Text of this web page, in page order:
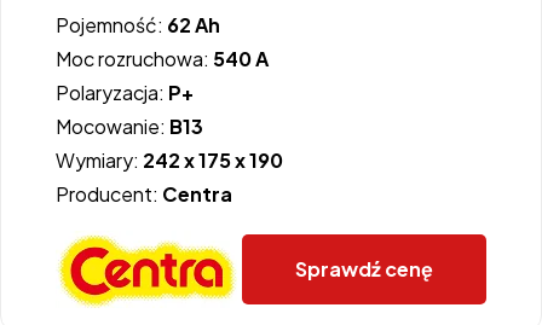
Pojemność: 62 Ah
Moc rozruchowa: 540 A
Polaryzacja: P+
Mocowanie: B13
Wymiary: 242 x 175 x 190
Producent: Centra
Sprawdź cenę